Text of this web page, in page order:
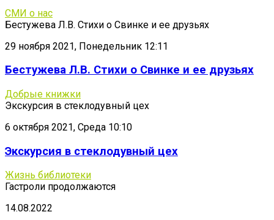
СМИ о нас
Бестужева Л.В. Стихи о Свинке и ее друзьях
29 ноября 2021, Понедельник 12:11
Бестужева Л.В. Стихи о Свинке и ее друзьях
Добрые книжки
Экскурсия в стеклодувный цех
6 октября 2021, Среда 10:10
Экскурсия в стеклодувный цех
Жизнь библиотеки
Гастроли продолжаются
14.08.2022